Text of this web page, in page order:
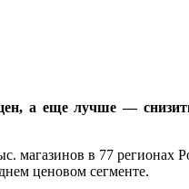
а еще лучше —
магазинов в 77 регионах
ценовом сегменте.